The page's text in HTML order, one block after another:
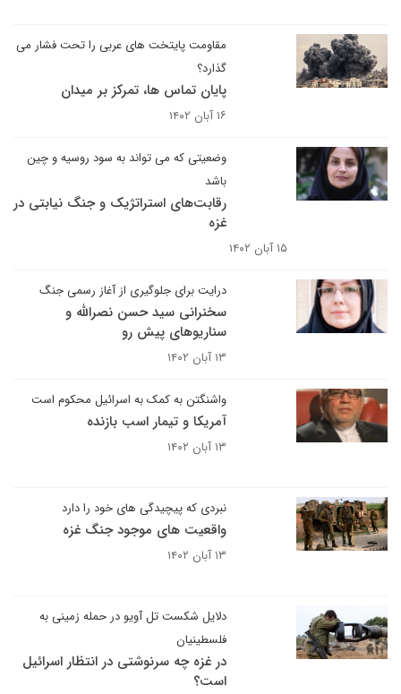
مقاومت پایتخت های عربی را تحت فشار می
گذارد؟
پایان تماس ها، تمرکز بر میدان
۱۶ آبان ۱۴۰۲
وضعیتی که می تواند به سود روسیه و چین
باشد
رقابت‌های استراتژیک و جنگ نیابتی در
غزه
۱۵ آبان ۱۴۰۲
درایت برای جلوگیری از آغاز رسمی جنگ
سخنرانی سید حسن نصرالله و
سناریوهای پیش رو
۱۳ آبان ۱۴۰۲
واشنگتن به کمک به اسرائیل محکوم است
آمریکا و تیمار اسب بازنده
۱۳ آبان ۱۴۰۲
نبردی که پیچیدگی های خود را دارد
واقعیت های موجود جنگ غزه
۱۳ آبان ۱۴۰۲
دلایل شکست تل آویو در حمله زمینی به
فلسطینیان
در غزه چه سرنوشتی در انتظار اسرائیل
است؟